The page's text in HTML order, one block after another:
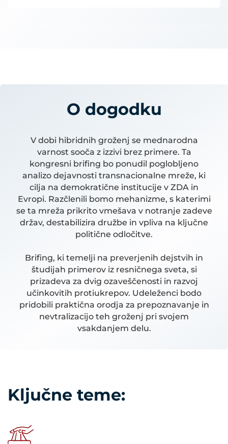
O dogodku
V dobi hibridnih groženj se mednarodna
varnost sooča z izzivi brez primere. Ta
kongresni brifing bo ponudil poglobljeno
analizo dejavnosti transnacionalne mreže, ki
cilja na demokratične institucije v ZDA in
Evropi. Razčlenili bomo mehanizme, s katerimi
se ta mreža prikrito vmešava v notranje zadeve
držav, destabilizira družbe in vpliva na ključne
politične odločitve.
Brifing, ki temelji na preverjenih dejstvih in
študijah primerov iz resničnega sveta, si
prizadeva za dvig ozaveščenosti in razvoj
učinkovitih protiukrepov. Udeleženci bodo
pridobili praktična orodja za prepoznavanje in
nevtralizacijo teh groženj pri svojem
vsakdanjem delu.
Ključne teme: